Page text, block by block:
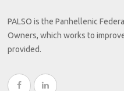
PALSO is the Panhellenic
Owners, which works to
provided.